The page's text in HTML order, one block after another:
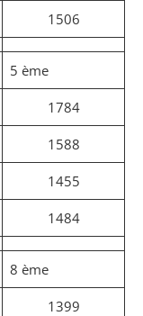
1506
5 ème
1784
1588
1455
1484
8 ème
1399